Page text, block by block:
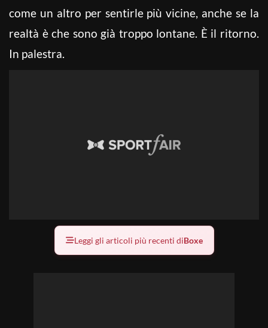
come un altro per sentirle più vicine, anche se la
realtà è che sono già troppo lontane. È il ritorno.
In palestra.
Leggi gli articoli più recenti diBoxe